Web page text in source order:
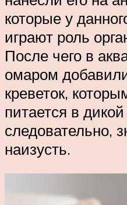
которые у
играют роль
После чего в
омаром
креветок,
питается в
следовательно,
наизусть.